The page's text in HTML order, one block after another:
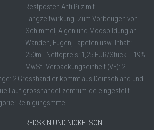
Restposten Anti Pilz mit
Langzeitwirkung. Zum Vorbeugen von
Schimmel, Algen und Moosbildung an
Wänden, Fugen, Tapeten usw. Inhalt:
250ml. Nettopreis: 1,25 EUR/Stück + 19%
MwSt. Verpackungseinheit (VE): 2
2 Grosshändler kommt aus Deutschland und
auf grosshandel-zentrum.de eingestellt.
Reinigungsmittel
REDSKIN UND NICKELSON